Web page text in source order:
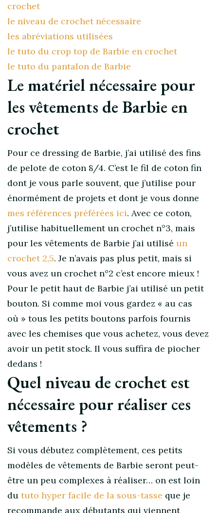
crochet
le niveau de crochet nécessaire
les abréviations utilisées
le tuto du crop top de Barbie en crochet
le tuto du pantalon de Barbie
Le matériel nécessaire pour
les vêtements de Barbie en
crochet
Pour ce dressing de Barbie, j’ai utilisé des fins
de pelote de coton 8/4. C’est le fil de coton fin
dont je vous parle souvent, que j’utilise pour
énormément de projets et dont je vous donne
mes références préférées ici. Avec ce coton,
j’utilise habituellement un crochet n°3, mais
pour les vêtements de Barbie j’ai utilisé un
crochet 2,5. Je n’avais pas plus petit, mais si
vous avez un crochet n°2 c’est encore mieux !
Pour le petit haut de Barbie j’ai utilisé un petit
bouton. Si comme moi vous gardez « au cas
où » tous les petits boutons parfois fournis
avec les chemises que vous achetez, vous devez
avoir un petit stock. Il vous suffira de piocher
dedans !
Quel niveau de crochet est
nécessaire pour réaliser ces
vêtements ?
Si vous débutez complètement, ces petits
modèles de vêtements de Barbie seront peut-
être un peu complexes à réaliser… on est loin
du tuto hyper facile de la sous-tasse que je
recommande aux débutants qui viennent